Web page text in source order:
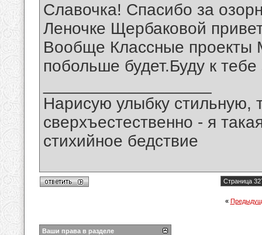
Славочка! Спасибо за
Леночке Щербаковой
Вообще Классные проекты
побольше будет.Буду к тебе
Нарисую улыбку стильную,
сверхъестественно - я
стихийное бедствие
Страница
«
Ваши права в разделе